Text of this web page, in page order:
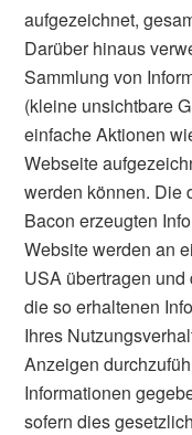
aufgezeichnet,
Darüber hinaus
Sammlung von
(kleine unsichtbare
einfache Aktionen
Webseite
werden können. Die
Bacon erzeugten
Website werden an
USA übertragen
die so erhaltenen
Ihres
Anzeigen
Informationen
sofern dies